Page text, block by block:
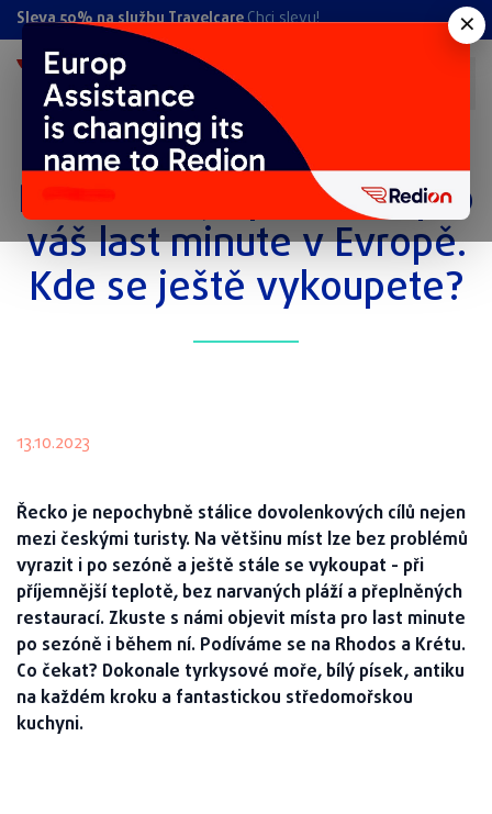
Sleva 50% na službu TravelcareChci slevu!
Řecko - nejlepší místo pro
váš last minute v Evropě.
Kde se ještě vykoupete?
13.10.2023
Řecko je nepochybně stálice dovolenkových cílů nejen
mezi českými turisty. Na většinu míst lze bez problémů
vyrazit i po sezóně a ještě stále se vykoupat - při
příjemnější teplotě, bez narvaných pláží a přeplněných
restaurací. Zkuste s námi objevit místa pro last minute
po sezóně i během ní. Podíváme se na Rhodos a Krétu.
Co čekat? Dokonale tyrkysové moře, bílý písek, antiku
na každém kroku a fantastickou středomořskou
kuchyni.
×